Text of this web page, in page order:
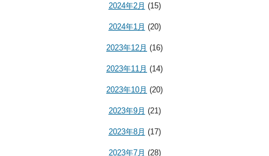
2024年2月 (15)
2024年1月 (20)
2023年12月 (16)
2023年11月 (14)
2023年10月 (20)
2023年9月 (21)
2023年8月 (17)
2023年7月 (28)